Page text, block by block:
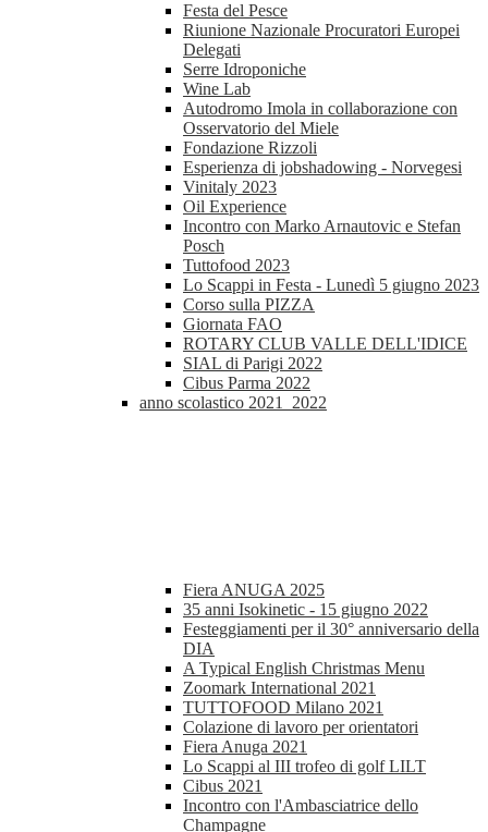
Festa del Pesce
Riunione Nazionale Procuratori Europei
Delegati
Serre Idroponiche
Wine Lab
Autodromo Imola in collaborazione con
Osservatorio del Miele
Fondazione Rizzoli
Esperienza di jobshadowing - Norvegesi
Vinitaly 2023
Oil Experience
Incontro con Marko Arnautovic e Stefan
Posch
Tuttofood 2023
Lo Scappi in Festa - Lunedì 5 giugno 2023
Corso sulla PIZZA
Giornata FAO
ROTARY CLUB VALLE DELL'IDICE
SIAL di Parigi 2022
Cibus Parma 2022
anno scolastico 2021_2022
Fiera ANUGA 2025
35 anni Isokinetic - 15 giugno 2022
Festeggiamenti per il 30° anniversario della
DIA
A Typical English Christmas Menu
Zoomark International 2021
TUTTOFOOD Milano 2021
Colazione di lavoro per orientatori
Fiera Anuga 2021
Lo Scappi al III trofeo di golf LILT
Cibus 2021
Incontro con l'Ambasciatrice dello
Champagne